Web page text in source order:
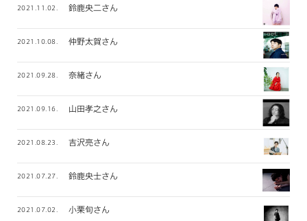
2021.11.02. 鈴鹿央二さん
2021.10.08. 仲野太賀さん
2021.09.28. 奈緒さん
2021.09.16. 山田孝之さん
2021.08.23. 吉沢亮さん
2021.07.27. 鈴鹿央士さん
2021.07.02. 小栗旬さん